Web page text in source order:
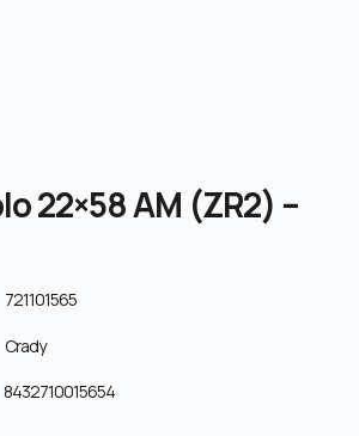
22×58 AM (ZR2) –
721101565
Crady
8432710015654